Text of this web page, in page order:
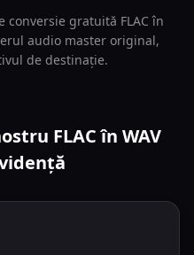
gratuită FLAC în
audio master original,
de destinație.
FLAC în WAV